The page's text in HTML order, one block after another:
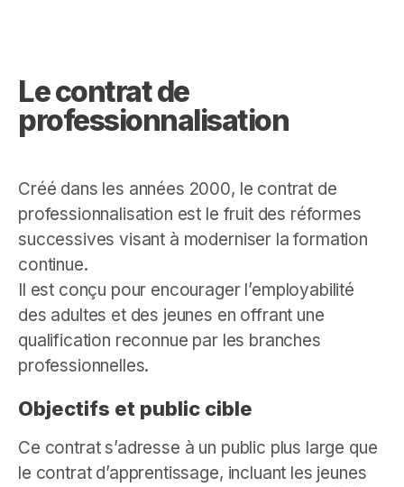
Le contrat de
professionnalisation
Créé dans les années 2000, le contrat de
professionnalisation est le fruit des réformes
successives visant à moderniser la formation
continue.
Il est conçu pour encourager l’employabilité
des adultes et des jeunes en offrant une
qualification reconnue par les branches
professionnelles.
Objectifs et public cible
Ce contrat s’adresse à un public plus large que
le contrat d’apprentissage, incluant les jeunes